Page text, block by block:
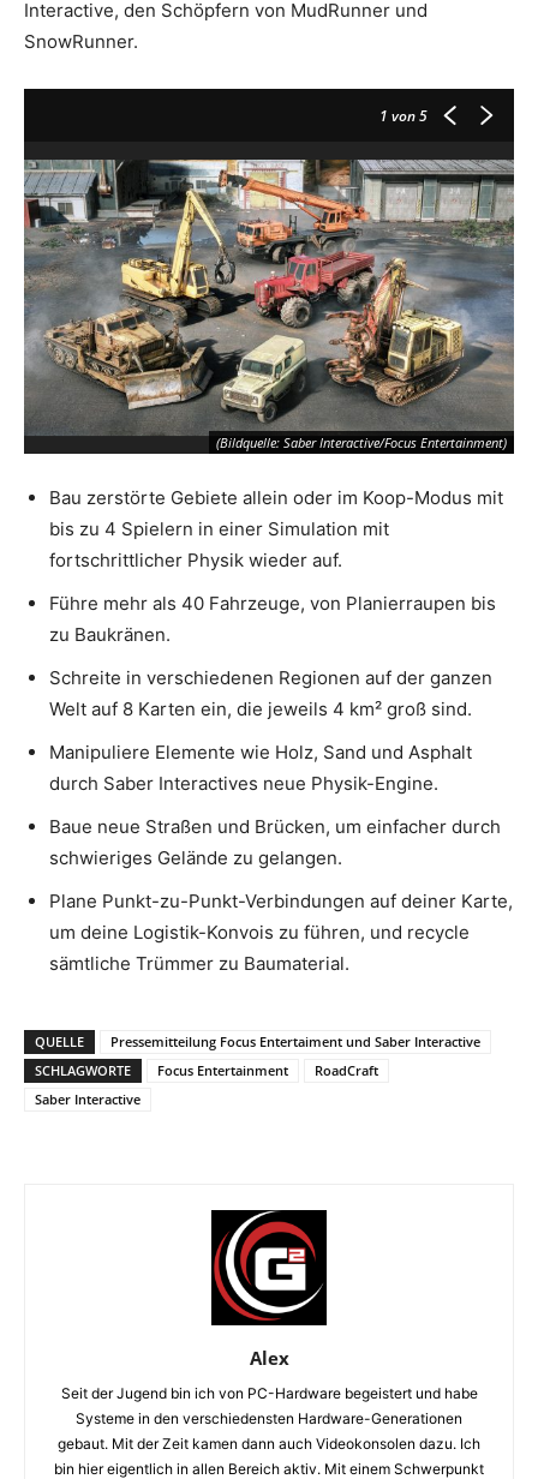
Interactive, den Schöpfern von MudRunner und
SnowRunner.
1 von 5
(Bildquelle: Saber Interactive/Focus Entertainment)
Bau zerstörte Gebiete allein oder im Koop-Modus mit
bis zu 4 Spielern in einer Simulation mit
fortschrittlicher Physik wieder auf.
Führe mehr als 40 Fahrzeuge, von Planierraupen bis
zu Baukränen.
Schreite in verschiedenen Regionen auf der ganzen
Welt auf 8 Karten ein, die jeweils 4 km² groß sind.
Manipuliere Elemente wie Holz, Sand und Asphalt
durch Saber Interactives neue Physik-Engine.
Baue neue Straßen und Brücken, um einfacher durch
schwieriges Gelände zu gelangen.
Plane Punkt-zu-Punkt-Verbindungen auf deiner Karte,
um deine Logistik-Konvois zu führen, und recycle
sämtliche Trümmer zu Baumaterial.
QUELLE
Pressemitteilung Focus Entertaiment und Saber Interactive
SCHLAGWORTE
Focus Entertainment
RoadCraft
Saber Interactive
Alex
Seit der Jugend bin ich von PC-Hardware begeistert und habe
Systeme in den verschiedensten Hardware-Generationen
gebaut. Mit der Zeit kamen dann auch Videokonsolen dazu. Ich
bin hier eigentlich in allen Bereich aktiv. Mit einem Schwerpunkt